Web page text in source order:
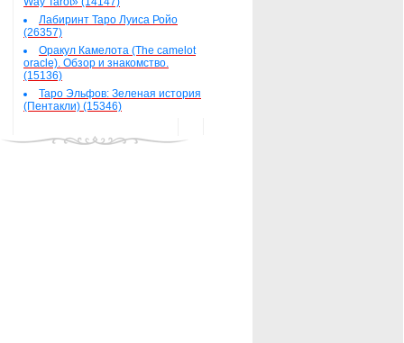
Лабиринт Таро Луиса Ройо
(26357)
Оракул Камелота (The camelot
oracle). Обзор и знакомство.
(15136)
Таро Эльфов: Зеленая история
(Пентакли) (15346)